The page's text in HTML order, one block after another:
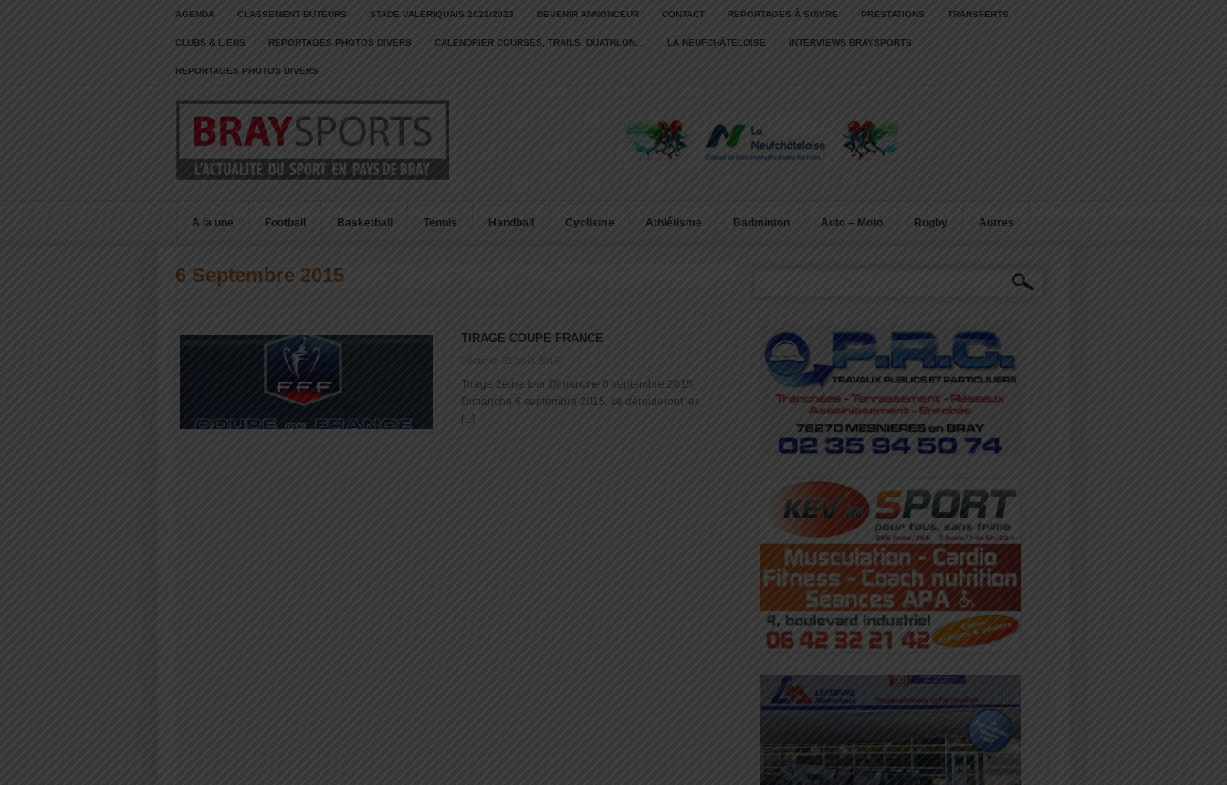
AGENDA CLASSEMENT BUTEURS STADE VALERIQUAIS 2022/2023 DEVENIR ANNONCEUR CONTACT REPORTAGES À SUIVRE PRESTATIONS TRANSFERTS
CLUBS & LIENS REPORTAGES PHOTOS DIVERS CALENDRIER COURSES, TRAILS, DUATHLON… LA NEUFCHÂTELOISE INTERVIEWS BRAYSPORTS
REPORTAGES PHOTOS DIVERS
A la une Football Basketball Tennis Handball Cyclisme Athlétisme Badminton Auto – Moto Rugby Autres
6 Septembre 2015
TIRAGE COUPE FRANCE
Posté le: 31 août 2015
Tirage 2ème tour Dimanche 6 septembre 2015
Dimanche 6 septembre 2015, se dérouleront les
[...]